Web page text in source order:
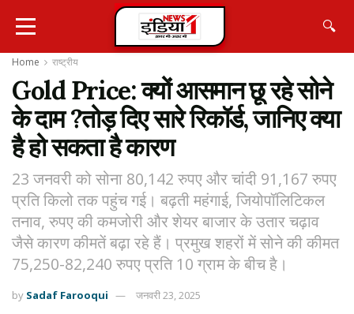
🔍
Home राष्ट्रीय
Gold Price: क्यों आसमान छू रहे सोने
के दाम ?तोड़ दिए सारे रिकॉर्ड, जानिए क्या
है हो सकता है कारण
23 जनवरी को सोना 80,142 रुपए और चांदी 91,167 रुपए
प्रति किलो तक पहुंच गई। बढ़ती महंगाई, जियोपॉलिटिकल
तनाव, रुपए की कमजोरी और शेयर बाजार के उतार चढ़ाव
जैसे कारण कीमतें बढ़ा रहे हैं। प्रमुख शहरों में सोने की कीमत
75,250-82,240 रुपए प्रति 10 ग्राम के बीच है।
by Sadaf Farooqui जनवरी 23, 2025